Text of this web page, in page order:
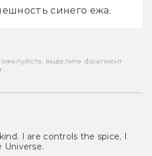
синего ежа.
выделите фрагмент
I are controls the spice, I
Universe.